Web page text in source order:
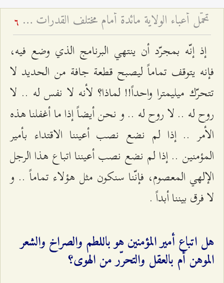
تحمّل أعباء الولاية مائدة أمام مختلف القدرات - عيد الغدير ۱٤۳۱ هـ 6
إذ إنّه بمجرّد أن ينتهي البرنامج الذي وضع فيه،
فإنه يتوقف تماماً ليصبح قطعة جافة من الحديد لا
تتحرّك ميليمترا واحداً!! لماذا؟ لأنه لا نفس له .. لا
روح له .. لا روح له .. و نحن أيضاً إذا ما أغفلنا هذه
الأمر .. إذا لم نضع نصب أعيننا الاقتداء بأمير
المؤمنين .. إذا لم نضع نصب أعيننا اتباع هذا الرجل
الإلهي المعصوم، فإنّنا سنكون مثل هؤلاء تماماً .. و
لا فرق بيننا أبداً .
هل اتباع أمير المؤمنين هو باللطم والصراخ والشعر
الموهن أم بالعقل والتحرّر من الهوى؟